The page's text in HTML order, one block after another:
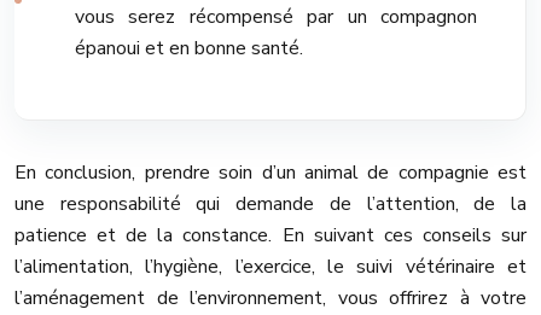
vous serez récompensé par un compagnon
épanoui et en bonne santé.
En conclusion, prendre soin d’un animal de compagnie est
une responsabilité qui demande de l’attention, de la
patience et de la constance. En suivant ces conseils sur
l’alimentation, l’hygiène, l’exercice, le suivi vétérinaire et
l’aménagement de l’environnement, vous offrirez à votre